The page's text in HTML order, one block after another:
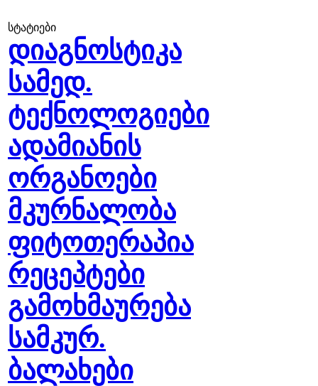
სტატიები
დიაგნოსტიკა
სამედ.
ტექნოლოგიები
ადამიანის
ორგანოები
მკურნალობა
ფიტოთერაპია
რეცეპტები
გამოხმაურება
სამკურ.
ბალახები